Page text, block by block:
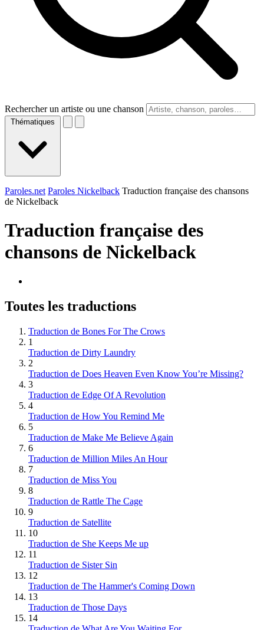
Rechercher un artiste ou une chanson
Thématiques
Paroles.net Paroles Nickelback Traduction française des chansons
de Nickelback
Traduction française des
chansons de Nickelback
Toutes les traductions
Traduction de Bones For The Crows
1
Traduction de Dirty Laundry
2
Traduction de Does Heaven Even Know You’re Missing?
3
Traduction de Edge Of A Revolution
4
Traduction de How You Remind Me
5
Traduction de Make Me Believe Again
6
Traduction de Million Miles An Hour
7
Traduction de Miss You
8
Traduction de Rattle The Cage
9
Traduction de Satellite
10
Traduction de She Keeps Me up
11
Traduction de Sister Sin
12
Traduction de The Hammer's Coming Down
13
Traduction de Those Days
14